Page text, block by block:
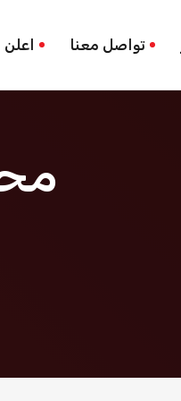
تواصل معنا